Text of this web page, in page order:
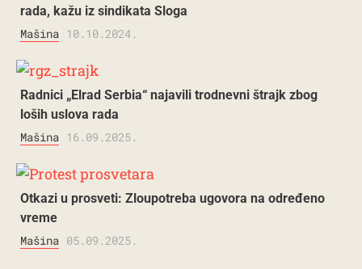
rada, kažu iz sindikata Sloga
Mašina 10.10.2024.
Radnici „Elrad Serbia“ najavili trodnevni štrajk zbog
loših uslova rada
Mašina 16.09.2025.
Otkazi u prosveti: Zloupotreba ugovora na određeno
vreme
Mašina 05.09.2025.